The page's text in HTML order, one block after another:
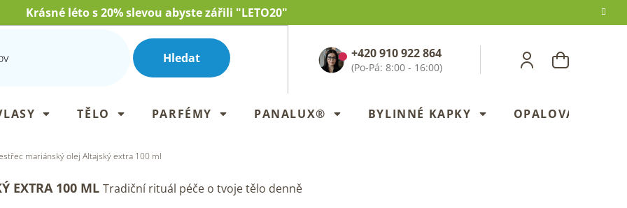
Krásné léto s 20% slevou abyste zářili "LETO20"
Hledat
NÁKUPNÍ
+420 910 922 864
TĚLO PARFÉMY PANALUX® BYLINNÉ KAPKY OPALOVANÍ
mariánský olej Altajský extra 100 ml
EXTRA 100 ML Tradiční rituál péče o tvoje tělo denně